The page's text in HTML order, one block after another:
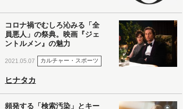
コロナ禍でむしろ沁みる「全
員悪人」の祭典。映画『ジェ
ントルメン』の魅力
2021.05.07 カルチャー・スポーツ
ヒナタカ
頻発する「検索汚染」とキー